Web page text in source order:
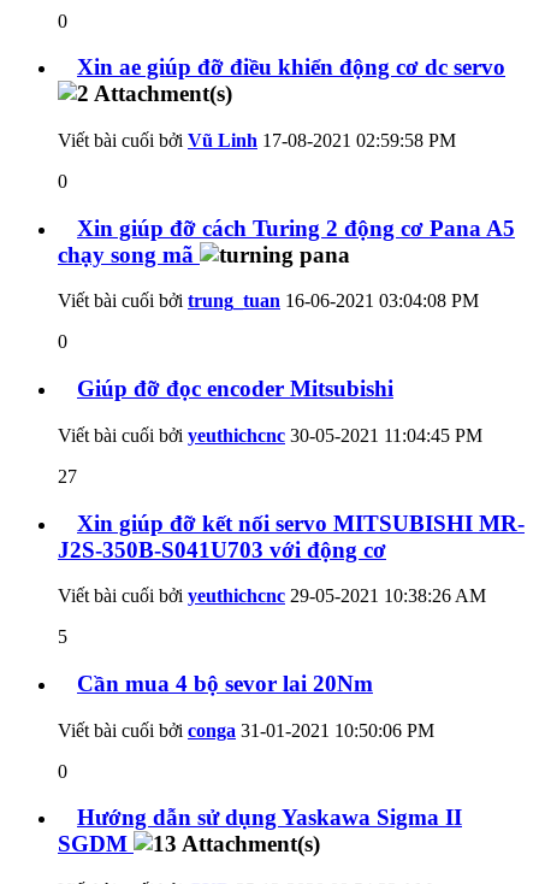
0
Xin ae giúp đỡ điều khiển động cơ dc servo
Viết bài cuối bởi Vũ Linh 17-08-2021 02:59:58 PM
0
Xin giúp đỡ cách Turing 2 động cơ Pana A5
chạy song mã
Viết bài cuối bởi trung_tuan 16-06-2021 03:04:08 PM
0
Giúp đỡ đọc encoder Mitsubishi
Viết bài cuối bởi yeuthichcnc 30-05-2021 11:04:45 PM
27
Xin giúp đỡ kết nối servo MITSUBISHI MR-
J2S-350B-S041U703 với động cơ
Viết bài cuối bởi yeuthichcnc 29-05-2021 10:38:26 AM
5
Cần mua 4 bộ sevor lai 20Nm
Viết bài cuối bởi conga 31-01-2021 10:50:06 PM
0
Hướng dẫn sử dụng Yaskawa Sigma II
SGDM